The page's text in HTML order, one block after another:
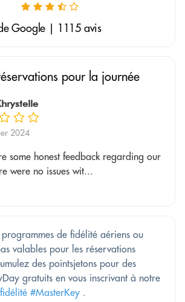
Google | 1115 avis
pour la journée
2024
some honest feedback regarding our
were no issues wit...
programmes de fidélité aériens ou
valables pour les réservations
des pointsjetons pour des
gratuits en vous inscrivant à notre
#MasterKey .